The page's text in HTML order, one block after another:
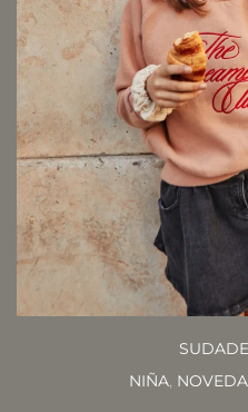
NIÑA,